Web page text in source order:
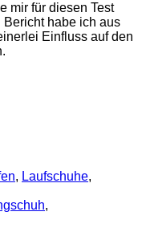
mir für diesen Test
Bericht habe ich aus
Einfluss auf den
, Laufschuhe,
,